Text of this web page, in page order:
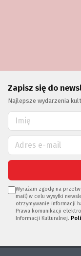
Zapisz się do
Najlepsze wydarzenia
Wyrażam zgodę na
mail) w celu wysyłki
otrzymywanie informacji
Prawa komunikacji
Informacji Kulturalnej.